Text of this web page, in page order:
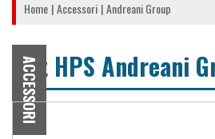
Home Accessori Andreani Group
ACCESSORI
Kit HPS Andreani